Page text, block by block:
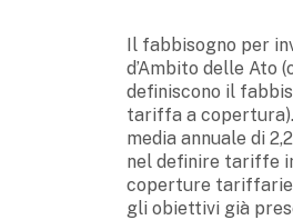
Il fabbisogno per
d’Ambito delle Ato
definiscono il
tariffa a copertura).
media annuale di
nel definire tariffe
coperture tariffarie
gli obiettivi già